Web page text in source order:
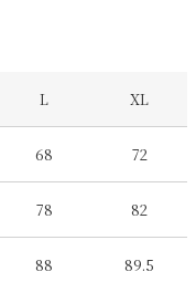
L XL
68 72
78 82
88 89.5